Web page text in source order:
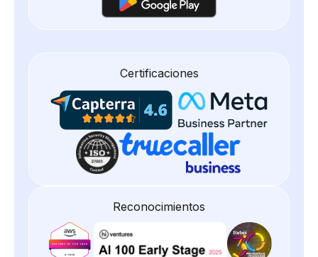
Certificaciones
Reconocimientos